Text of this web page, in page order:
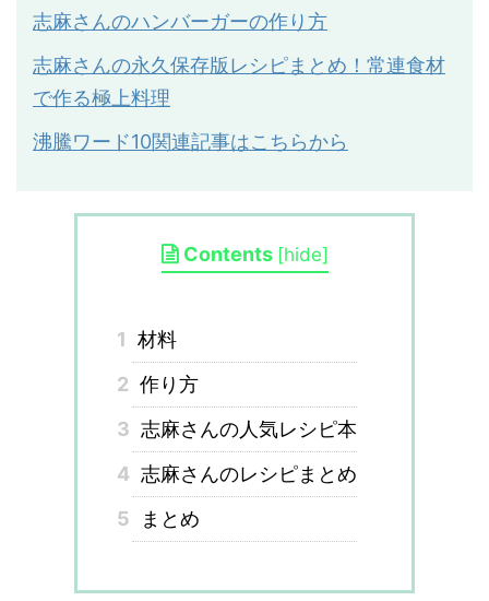
志麻さんのハンバーガーの作り方
志麻さんの永久保存版レシピまとめ！常連食材
で作る極上料理
沸騰ワード10関連記事はこちらから
Contents [hide]
1 材料
2 作り方
3 志麻さんの人気レシピ本
4 志麻さんのレシピまとめ
5
まとめ